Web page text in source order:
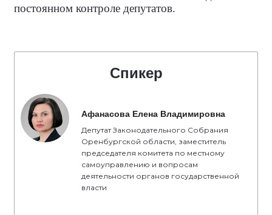
постоянном контроле депутатов.
Спикер
Афанасова Елена Владимировна
Депутат Законодательного Собрания
Оренбургской области, заместитель
председателя комитета по местному
самоуправлению и вопросам
деятельности органов государственной
власти